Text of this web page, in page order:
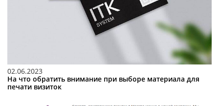
02.06.2023
На что обратить внимание при выборе материала для
печати визиток